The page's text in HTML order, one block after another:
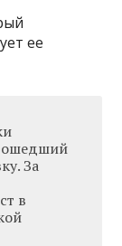
ее
За
в